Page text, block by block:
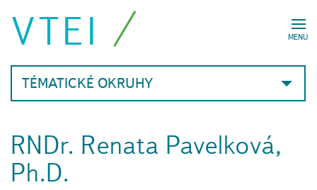
MENU
VTEI
TÉMATICKÉ OKRUHY
RNDr. Renata Pavelková,
Ph.D.